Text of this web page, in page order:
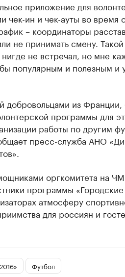
приложение для
чек-ин и чек-ауты во время
– координаторы
не принимать смену.
не встречал, но мне
популярным и полезным и
добровольцами из Франции,
программы для
работы по другим
пресс-служба АНО
оргкомитета на
программы
атмосферу
для россиян и
Футбол